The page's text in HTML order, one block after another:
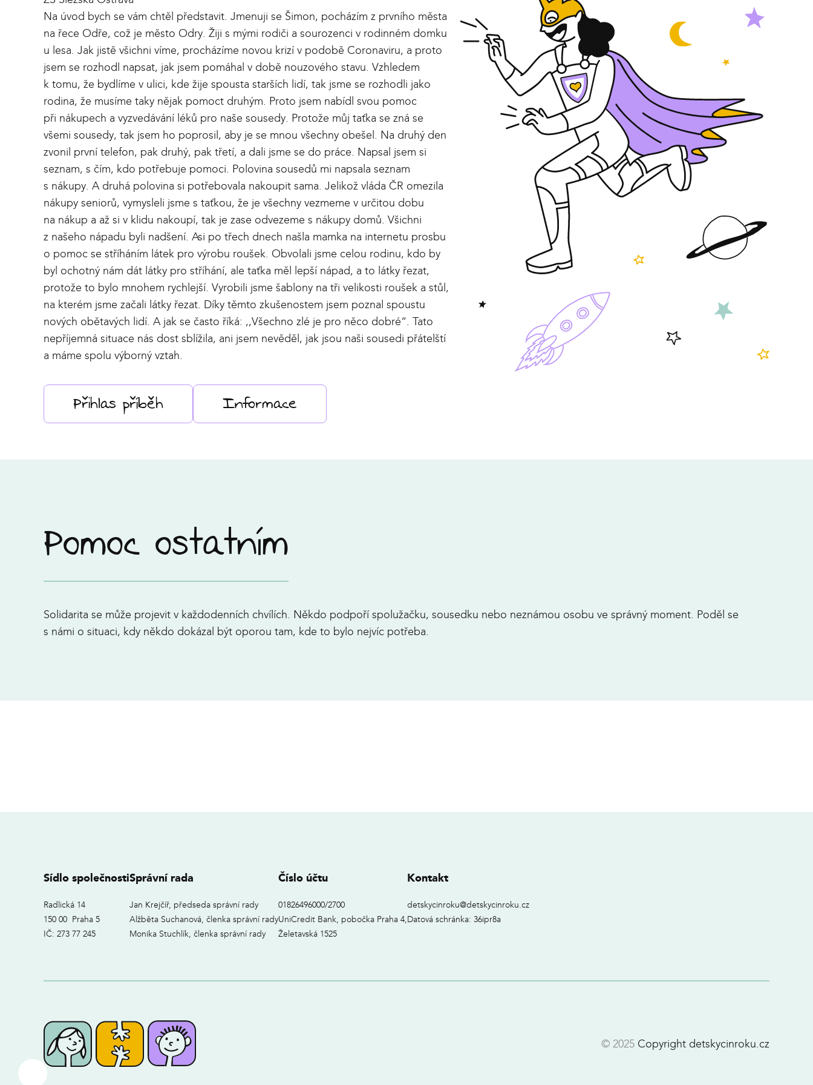
Na úvod bych se vám chtěl představit. Jmenuji se Šimon, pocházím z prvního města
na řece Odře, což je město Odry. Žiji s mými rodiči a sourozenci v rodinném domku
u lesa. Jak jistě všichni víme, procházíme novou krizí v podobě Coronaviru, a proto
jsem se rozhodl napsat, jak jsem pomáhal v době nouzového stavu. Vzhledem
k tomu, že bydlíme v ulici, kde žije spousta starších lidí, tak jsme se rozhodli jako
rodina, že musíme taky nějak pomoct druhým. Proto jsem nabídl svou pomoc
při nákupech a vyzvedávání léků pro naše sousedy. Protože můj taťka se zná se
všemi sousedy, tak jsem ho poprosil, aby je se mnou všechny obešel. Na druhý den
zvonil první telefon, pak druhý, pak třetí, a dali jsme se do práce. Napsal jsem si
seznam, s čím, kdo potřebuje pomoci. Polovina sousedů mi napsala seznam
s nákupy. A druhá polovina si potřebovala nakoupit sama. Jelikož vláda ČR omezila
nákupy seniorů, vymysleli jsme s taťkou, že je všechny vezmeme v určitou dobu
na nákup a až si v klidu nakoupí, tak je zase odvezeme s nákupy domů. Všichni
z našeho nápadu byli nadšení. Asi po třech dnech našla mamka na internetu prosbu
o pomoc se stříháním látek pro výrobu roušek. Obvolali jsme celou rodinu, kdo by
byl ochotný nám dát látky pro stříhání, ale taťka měl lepší nápad, a to látky řezat,
protože to bylo mnohem rychlejší. Vyrobili jsme šablony na tři velikosti roušek a stůl,
na kterém jsme začali látky řezat. Díky těmto zkušenostem jsem poznal spoustu
nových obětavých lidí. A jak se často říká: ,,Všechno zlé je pro něco dobré“. Tato
nepříjemná situace nás dost sblížila, ani jsem nevěděl, jak jsou naši sousedi přátelští
a máme spolu výborný vztah.
Přihlas příběh Informace
Pomoc ostatním
Solidarita se může projevit v každodenních chvílích. Někdo podpoří spolužačku, sousedku nebo neznámou osobu ve správný moment. Poděl se
s námi o situaci, kdy někdo dokázal být oporou tam, kde to bylo nejvíc potřeba.
Sídlo společnosti
Radlická 14
150 00 Praha 5
IČ: 273 77 245
Správní rada
Jan Krejčíř, předseda správní rady
Alžběta Suchanová, členka správní rady
Monika Stuchlík, členka správní rady
Číslo účtu
01826496000/2700
UniCredit Bank, pobočka Praha 4,
Želetavská 1525
Kontakt
detskycinroku@detskycinroku.cz
Datová schránka: 36ipr8a
© 2025 Copyright detskycinroku.cz